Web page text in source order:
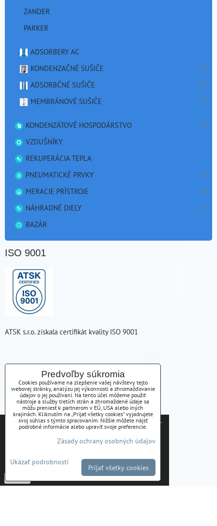
ZANDER
PARKER
ADSORBERY AC
KONDENZAČNÉ SUŠIČE
ADSORBČNÉ SUŠIČE
MEMBRÁNOVÉ SUŠIČE
KONDENZÁTOVÉ HOSPODÁRSTVO
VZDUŠNÍKY
REKUPERÁCIA TEPLA
PNEUMATICKÉ PRVKY
MERACIE PRÍSTROJE
NÁHRADNÉ DIELY
BAZÁR
ISO 9001
ATSK s.r.o. získala certifikát kvality ISO 9001
KONTAKT
ATSK s.r.o., Pod Furčou 7, Košice
MAPA
Nájdete nás tu:
atsk(@)atsk.sk
Predvoľby súkromia
Cookies používame na zlepšenie vašej návštevy tejto
webovej stránky, analýzu jej výkonnosti a zhromažďovanie
údajov o jej používaní. Na tento účel môžeme použiť
nástroje a služby tretích strán a zhromaždené údaje sa
môžu preniesť k partnerom v EÚ, USA alebo iných
krajinách. Kliknutím na „Prijať všetky cookies“ vyjadrujete
svoj súhlas s týmto spracovaním. Nižšie môžete nájsť
podrobné informácie alebo upraviť svoje preferencie.
Zásady ochrany osobných údajov
Ukázať podrobnosti
Prijať všetky cookies
Tieto internetové stránky používajú súbory cookies.
Bližšie informácie o použitých súboroch cookies a
ako je možné zabrániť ich používaniu nájdete na
Zásady Ochrany osobných údajov